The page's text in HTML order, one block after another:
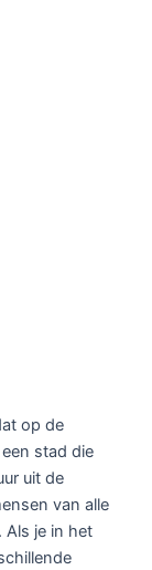
op de
stad die
uit de
van alle
Als je in het